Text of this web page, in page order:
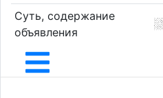
Суть, содержание
объявления